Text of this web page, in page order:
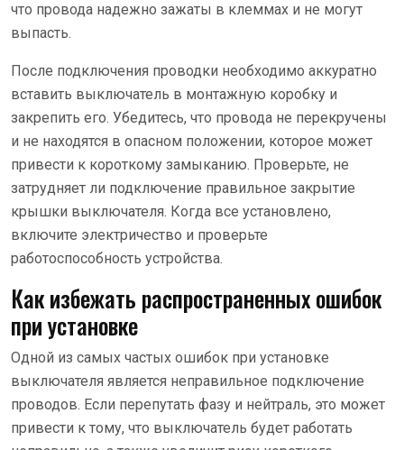
что провода надежно зажаты в клеммах и не могут
выпасть.
После подключения проводки необходимо аккуратно
вставить выключатель в монтажную коробку и
закрепить его. Убедитесь, что провода не перекручены
и не находятся в опасном положении, которое может
привести к короткому замыканию. Проверьте, не
затрудняет ли подключение правильное закрытие
крышки выключателя. Когда все установлено,
включите электричество и проверьте
работоспособность устройства.
Как избежать распространенных ошибок
при установке
Одной из самых частых ошибок при установке
выключателя является неправильное подключение
проводов. Если перепутать фазу и нейтраль, это может
привести к тому, что выключатель будет работать